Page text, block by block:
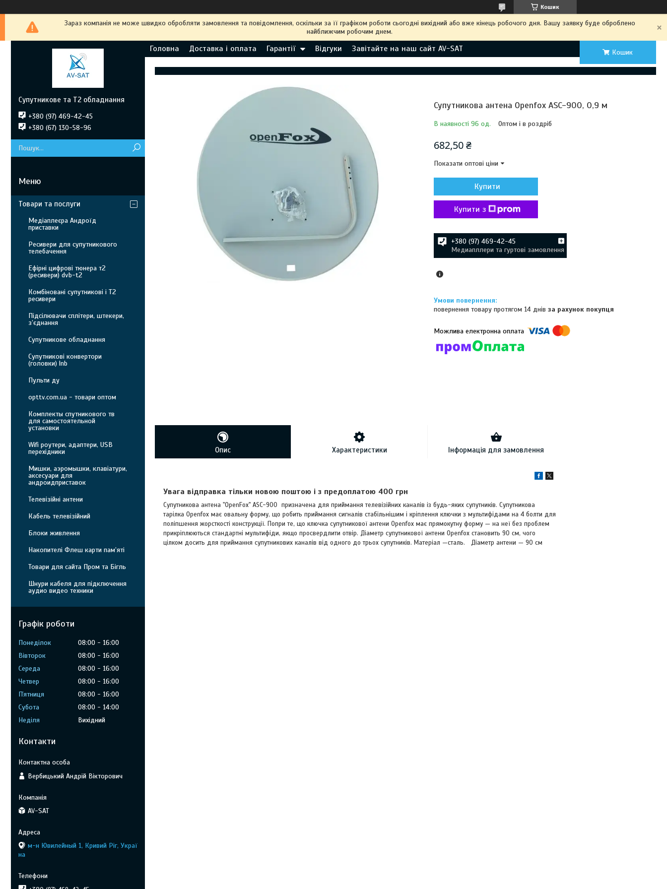
Кошик
Зараз компанія не може швидко обробляти замовлення та повідомлення, оскільки за її графіком роботи сьогодні вихідний або вже кінець робочого дня. Вашу заявку буде оброблено
найближчим робочим днем.
Головна Доставка і оплата Гарантії Відгуки Завітайте на наш сайт AV-SAT Кошик
Супутникова антена Openfox ASC-900, 0,9 м
В наявності 96 од. Оптом і в роздріб
682,50 ₴
Показати оптові ціни
Купити
Купити з
+380 (97) 469-42-45
Медиапллери та гуртові замовлення
повернення товару протягом 14 днівза рахунок покупця
Опис Характеристики Інформація для замовлення
Увага відправка тільки новою поштою і з предоплатою 400 грн
Супутникова антена "OpenFox" ASC-900 призначена для приймання телевізійних каналів із будь-яких супутників. Супутникова
тарілка Openfox має овальну форму, що робить приймання сигналів стабільнішим і кріплення ключки з мультифідами на 4 болти для
поліпшення жорсткості конструкції. Попри те, що ключка супутникової антени Openfox має прямокутну форму — на неї без проблем
прикріплюються стандартні мультифіди, якщо просвердлити отвір. Діаметр супутникової антени Openfox становить 90 см, чого
цілком досить для приймання супутникових каналів від одного до трьох супутників. Матеріал —сталь. Діаметр антени — 90 см
Супутникове та Т2 обладнання
+380 (97) 469-42-45
+380 (67) 130-58-96
Товари та послуги
Медіаплеєра Андроїд
приставки
Ресивери для супутникового
телебачення
Ефірні цифрові тюнера т2
(ресивери) dvb-t2
Комбіновані супутникові і Т2
ресивери
Підсілювачи сплітери, штекери,
з’єднання
Супутникове обладнання
Супутникові конвертори
(головки) lnb
Пульти ду
opttv.com.ua - товари оптом
Комплекты спутникового тв
для самостоятельной
установки
Wifi роутери, адаптери, USB
перехідники
Мишки, аэромышки, клавіатури,
аксесуари для
андроидприставок
Телевізійні антени
Кабель телевізійний
Блоки живлення
Накопителі Флеш карти пам’яті
Товари для сайта Пром та Бігль
Шнури кабеля для підключення
аудио видео техники
Графік роботи
Понеділок 08:00
16:00
Вівторок
08:00
16:00
Середа
08:00
16:00
Четвер
08:00
16:00
Пʼятниця
08:00
16:00
Субота
08:00
14:00
Неділя
Вихідний
Контакти
Вербицький Андрій Вікторович
AV-SAT
м-н Ювилейный 1, Кривий Ріг, Украї
на